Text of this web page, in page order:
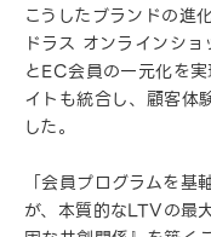
こうしたブランドの進
ドラス オンラインシ
とEC会員の一元化を
イトも統合し、顧客体
した。
「会員プログラムを
が、本質的なLTVの最